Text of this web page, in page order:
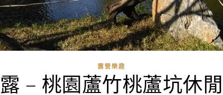
露營樂趣
– 桃園蘆竹桃蘆坑休